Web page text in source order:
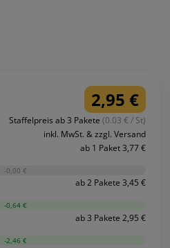
2,95 €
Staffelpreis ab 3 Pakete (0.03 € / St)
inkl. MwSt. & zzgl. Versand
ab 1 Paket 3,77 €
-0,00 €
ab 2 Pakete 3,45 €
-0,64 €
ab 3 Pakete 2,95 €
-2,46 €